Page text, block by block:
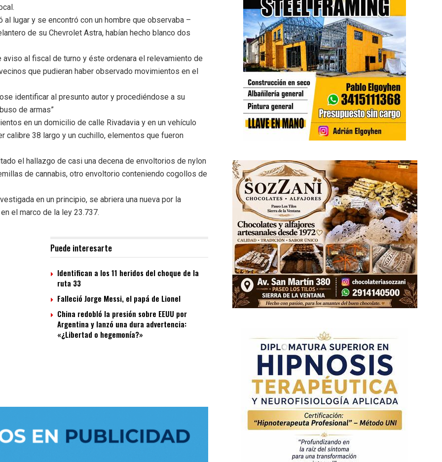
lugar y se encontró con un hombre que observaba –
de su Chevrolet Astra, habían hecho blanco dos
al fiscal de turno y éste ordenara el relevamiento de
que pudieran haber observado movimientos en el
identificar al presunto autor y procediéndose a su
de armas”
en un domicilio de calle Rivadavia y en un vehículo
calibre 38 largo y un cuchillo, elementos que fueron
el hallazgo de casi una decena de envoltorios de nylon
de cannabis, otro envoltorio conteniendo cogollos de
en un principio, se abriera una nueva por la
el marco de la ley 23.737.
Puede interesarte
Identifican a los 11 heridos del choque de la
ruta 33
Falleció Jorge Messi, el papá de Lionel
China redobló la presión sobre EEUU por
Argentina y lanzó una dura advertencia:
«¿Libertad o hegemonía?»